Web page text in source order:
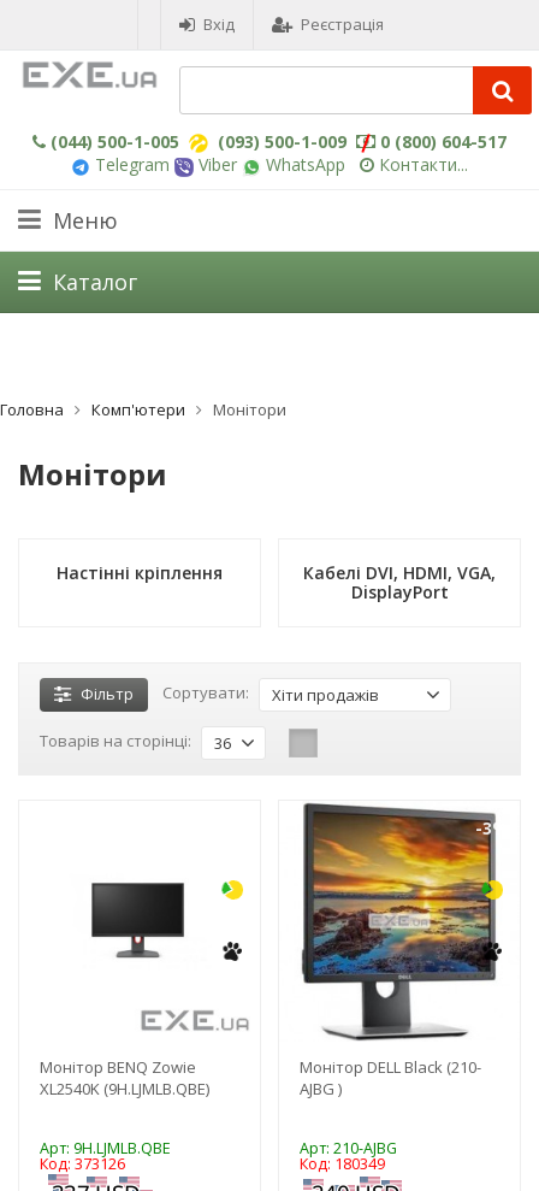
Вхід Реєстрація
(044) 500-1-005 (093) 500-1-009
0 (800) 604-517
Telegram
Viber WhatsApp Контакти...
Меню
Каталог
Головна Комп'ютери Монітори
Монітори
Настінні кріплення
Кабелі DVI, HDMI, VGA,
DisplayPort
Фільтр Сортувати: Хіти продажів
Товарів на сторінці: 36
Монітор BENQ Zowie
XL2540K (9H.LJMLB.QBE)
Арт: 9H.LJMLB.QBE
Код: 373126
-3%
Монітор DELL Black (210-
AJBG )
Арт: 210-AJBG
Код: 180349